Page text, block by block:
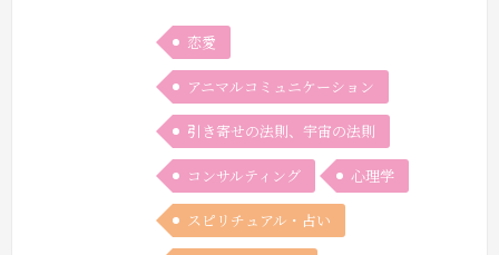
見るとその人の向こう側が見えたり、想いが
すごく伝わってくるからどうしたらいいか
を 伝えて生きてきました。今まで子供から
大人まで、たくさんの方のカウンセリングを
させて頂いてきて 思うことは本当にボタン
のかけ間違いだったり目の前にあるドアが
た… 続きを見る »
恋愛
アニマルコミュニケーション
引き寄せの法則、宇宙の法則
コンサルティング 心理学
スピリチュアル・占い